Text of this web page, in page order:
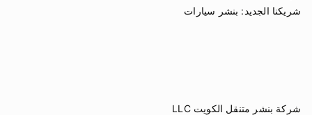
شريكنا الجديد: بنشر سيارات
شركة بنشر متنقل الكويت LLC